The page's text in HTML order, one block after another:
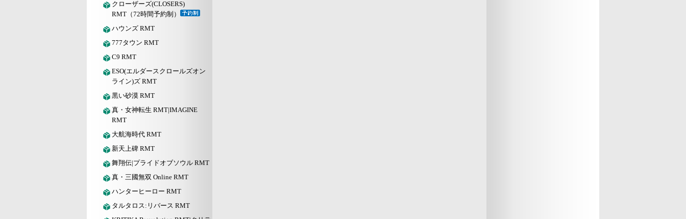
クローザーズ(CLOSERS)
RMT（72時間予約制）
ハウンズ RMT
777タウン RMT
C9 RMT
ESO(エルダースクロールズオン
ライン)ズ RMT
黒い砂漠 RMT
真・女神転生 RMT|IMAGINE
RMT
大航海時代 RMT
新天上碑 RMT
舞翔伝|プライドオブソウル RMT
真・三國無双 Online RMT
ハンターヒーロー RMT
タルタロス:リバース RMT